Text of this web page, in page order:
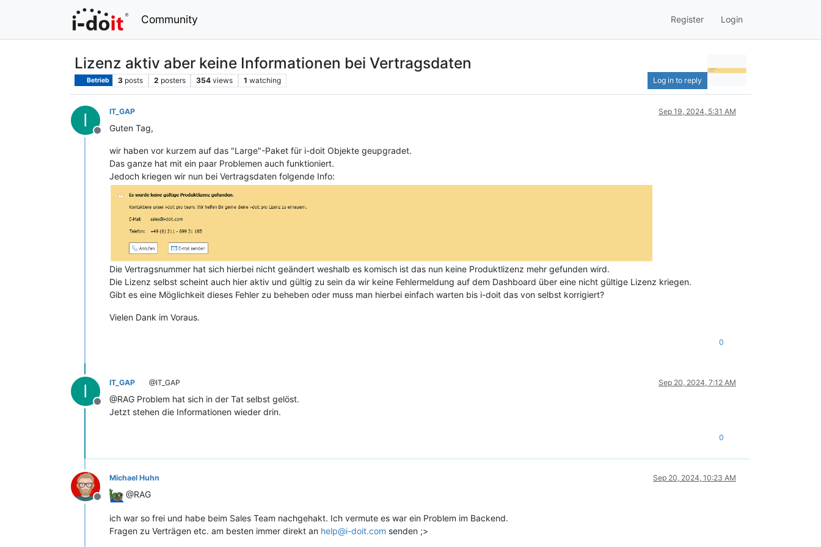
Community Register Login
Lizenz aktiv aber keine Informationen bei Vertragsdaten
Betrieb 3 posts 2 posters 354 views 1 watching Log in to reply
I
Offline
IT_GAP Sep 19, 2024, 5:31 AM
Guten Tag,
wir haben vor kurzem auf das "Large"-Paket für i-doit Objekte geupgradet.
Das ganze hat mit ein paar Problemen auch funktioniert.
Jedoch kriegen wir nun bei Vertragsdaten folgende Info:
Die Vertragsnummer hat sich hierbei nicht geändert weshalb es komisch ist das nun keine Produktlizenz mehr gefunden wird.
Die Lizenz selbst scheint auch hier aktiv und gültig zu sein da wir keine Fehlermeldung auf dem Dashboard über eine nicht gültige Lizenz kriegen.
Gibt es eine Möglichkeit dieses Fehler zu beheben oder muss man hierbei einfach warten bis i-doit das von selbst korrigiert?
Vielen Dank im Voraus.
0
I
Offline
IT_GAP @IT_GAP Sep 20, 2024, 7:12 AM
@RAG Problem hat sich in der Tat selbst gelöst.
Jetzt stehen die Informationen wieder drin.
0
Offline
Michael Huhn Sep 20, 2024, 10:23 AM
@RAG
ich war so frei und habe beim Sales Team nachgehakt. Ich vermute es war ein Problem im Backend.
Fragen zu Verträgen etc. am besten immer direkt an help@i-doit.com senden ;>